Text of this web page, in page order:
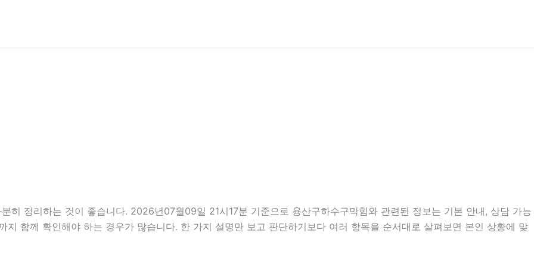
히 정리하는 것이 좋습니다. 2026년07월09일 21시17분 기준으로 용산구하수구막힘와 관련된 정보는 기본 안내, 상담 가능
함께 확인해야 하는 경우가 많습니다. 한 가지 설명만 보고 판단하기보다 여러 항목을 순서대로 살펴보면 본인 상황에 맞